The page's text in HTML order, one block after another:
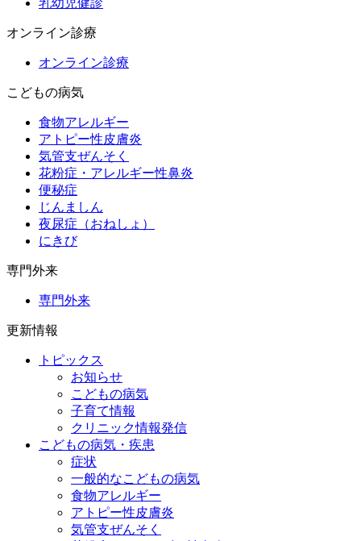
乳幼児健診
オンライン診療
オンライン診療
こどもの病気
食物アレルギー
アトピー性皮膚炎
気管支ぜんそく
花粉症・アレルギー性鼻炎
便秘症
じんましん
夜尿症（おねしょ）
にきび
専門外来
専門外来
更新情報
トピックス
お知らせ
こどもの病気
子育て情報
クリニック情報発信
こどもの病気・疾患
症状
一般的なこどもの病気
食物アレルギー
アトピー性皮膚炎
気管支ぜんそく